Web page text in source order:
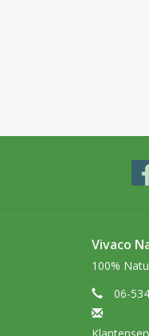
Vivaco
100%
06-